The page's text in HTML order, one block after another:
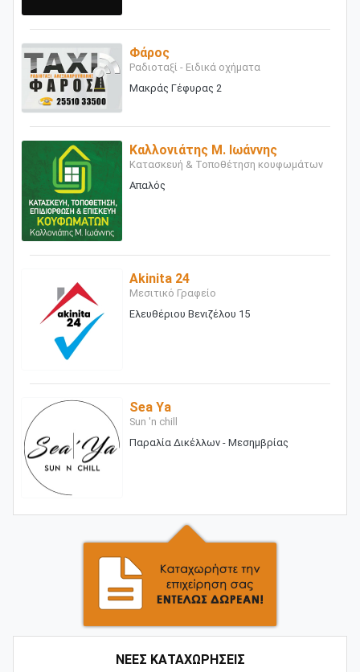
Φάρος
Ραδιοταξί - Ειδικά οχήματα
Μακράς Γέφυρας 2
Καλλονιάτης Μ. Ιωάννης
Κατασκευή & Τοποθέτηση κουφωμάτων
Απαλός
Akinita 24
Μεσιτικό Γραφείο
Ελευθέριου Βενιζέλου 15
Sea Ya
Sun 'n chill
Παραλία Δικέλλων - Μεσημβρίας
ΝΕΕΣ ΚΑΤΑΧΩΡΗΣΕΙΣ